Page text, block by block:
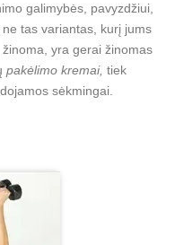
galimybės, pavyzdžiui,
tas variantas, kurį jums
yra gerai žinomas
pakėlimo kremai, tiek
sėkmingai.